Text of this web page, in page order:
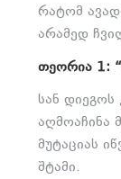
რატომ
არამედ
ᲗᲔᲝᲠᲘᲐ 1:
სან
აღმოაჩინა
მუტაციას
შტამი.